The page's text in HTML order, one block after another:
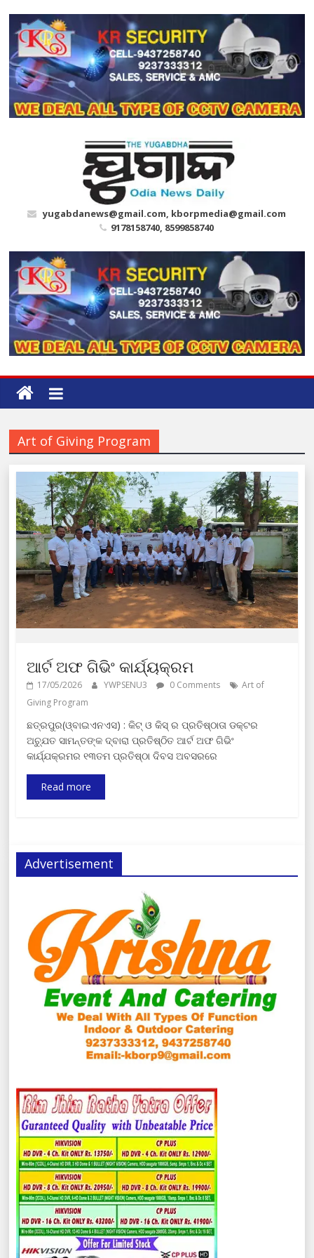
content
yugabdanews@gmail.com, kborpmedia@gmail.com
9178158740, 8599858740
Art of Giving Program
ଆର୍ଟ ଅଫ ଗିଭିଂ କାର୍ଯ୍ୟକ୍ରମ
17/05/2026 YWPSENU3 0 Comments
Art of
Giving Program
ଛତ୍ରପୁର(ଓ୍ବାଇଏନଏସ) : କିଟ୍ ଓ କିସ୍ ର ପ୍ରତିଷ୍ଠାତା ଡକ୍ଟର
ଅଚ୍ଯୁତ ସାମନ୍ତଙ୍କ ଦ୍ବାରା ପ୍ରତିଷ୍ଠିତ ଆର୍ଟ ଅଫ ଗିଭିଂ
କାର୍ଯ୍ଯକ୍ରମର ୧୩ତମ ପ୍ରତିଷ୍ଠା ଦିବସ ଅବସରରେ
Read more
Advertisement